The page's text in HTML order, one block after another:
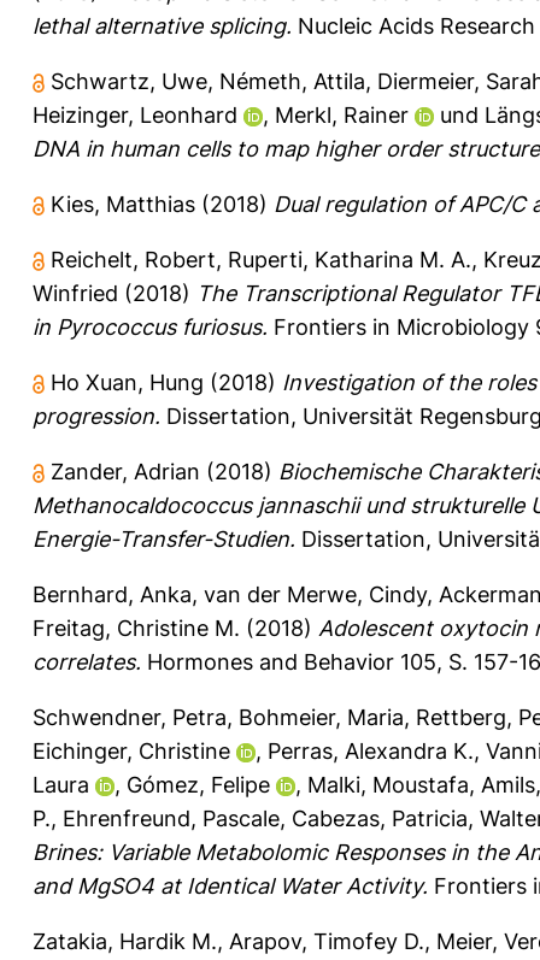
lethal alternative splicing. Nucleic Acids Research
Schwartz, Uwe, Németh, Attila, Diermeier,
Heizinger, Leonhard
, Merkl, Rainer und
DNA in human cells to map higher order
Kies, Matthias (2018) Dual regulation of APC/C
Reichelt, Robert, Ruperti, Katharina M. A.,
Winfried (2018) The Transcriptional Regulator
in Pyrococcus furiosus. Frontiers in Microbiology
Ho Xuan, Hung (2018) Investigation of the
progression. Dissertation, Universität
Zander, Adrian (2018) Biochemische
Methanocaldococcus jannaschii und
Energie-Transfer-Studien. Dissertation,
Bernhard, Anka, van der Merwe, Cindy,
Freitag, Christine M. (2018) Adolescent oxytocin
correlates. Hormones and Behavior 105, S. 157-
Schwendner, Petra, Bohmeier, Maria, Rettberg,
Eichinger, Christine
, Perras, Alexandra K.,
Laura
, Gómez, Felipe , Malki, Moustafa,
P., Ehrenfreund, Pascale, Cabezas, Patricia,
Brines: Variable Metabolomic Responses in the
and MgSO4 at Identical Water Activity. Frontiers
Zatakia, Hardik M., Arapov, Timofey D., Meier,